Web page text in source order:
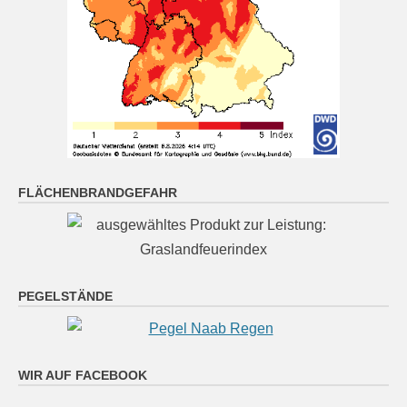
bewölkt und im Süden der Region Schauer/Gewitter,
20 bis 17 Grad.[...]
München (6.8. 4:00): bedeckt 21°
6 August 2026
Wetterwerte von Donnerstag 06.08.2026 04:00:
mittlere Windrichtung: S[...]
6 August 2026
Wetterwerte von Donnerstag 06.08.2026 04:00:
FLÄCHENBRANDGEFAHR
PEGELSTÄNDE
WIR AUF FACEBOOK